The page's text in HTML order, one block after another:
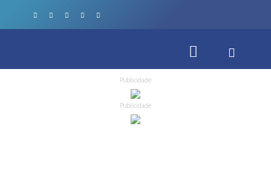
Publicidade
Publicidade